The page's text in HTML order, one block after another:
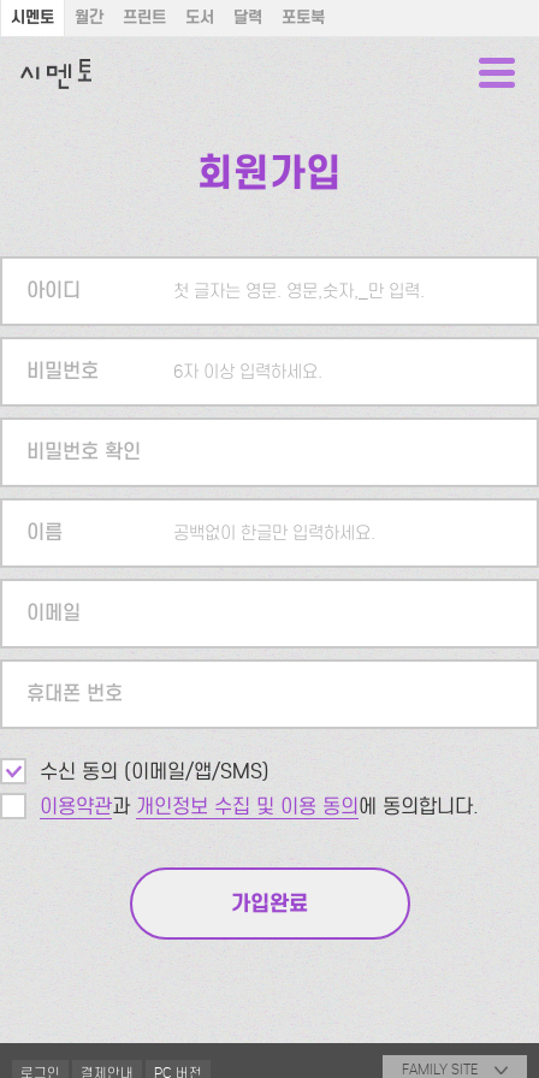
시멘토 월간 프린트 도서 달력 포토북
회원가입
아이디 첫 글자는 영문. 영문,숫자,_만 입력.
비밀번호 6자 이상 입력하세요.
비밀번호 확인
이름 공백없이 한글만 입력하세요.
이메일
휴대폰 번호
수신 동의 (이메일/앱/SMS)
이용약관과 개인정보 수집 및 이용 동의에 동의합니다.
로그인 결제안내 PC 버전 FAMILY SITE